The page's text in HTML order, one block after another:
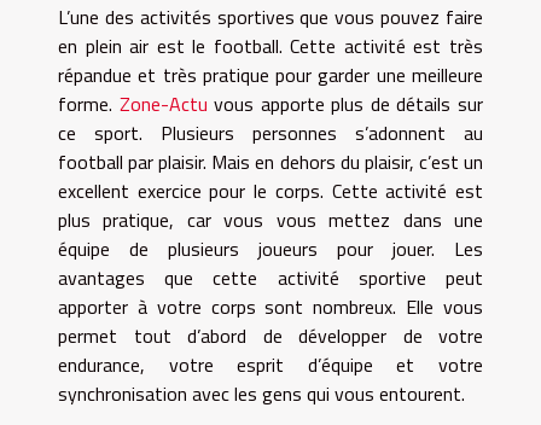
L’une des activités sportives que vous pouvez faire
en plein air est le football. Cette activité est très
répandue et très pratique pour garder une meilleure
forme. Zone-Actu vous apporte plus de détails sur
ce sport. Plusieurs personnes s’adonnent au
football par plaisir. Mais en dehors du plaisir, c’est un
excellent exercice pour le corps. Cette activité est
plus pratique, car vous vous mettez dans une
équipe de plusieurs joueurs pour jouer. Les
avantages que cette activité sportive peut
apporter à votre corps sont nombreux. Elle vous
permet tout d’abord de développer de votre
endurance, votre esprit d’équipe et votre
synchronisation avec les gens qui vous entourent.